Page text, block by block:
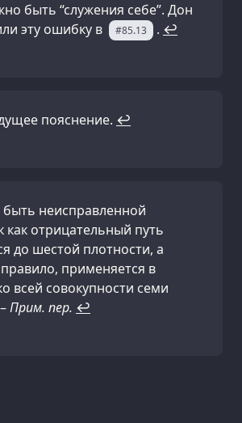
быть “служения себе”. Дон
эту ошибку в
#85.13 . ↩
пояснение. ↩
неисправленной
как отрицательный путь
до шестой плотности, а
правило, применяется в
всей совокупности семи
Прим. пер. ↩